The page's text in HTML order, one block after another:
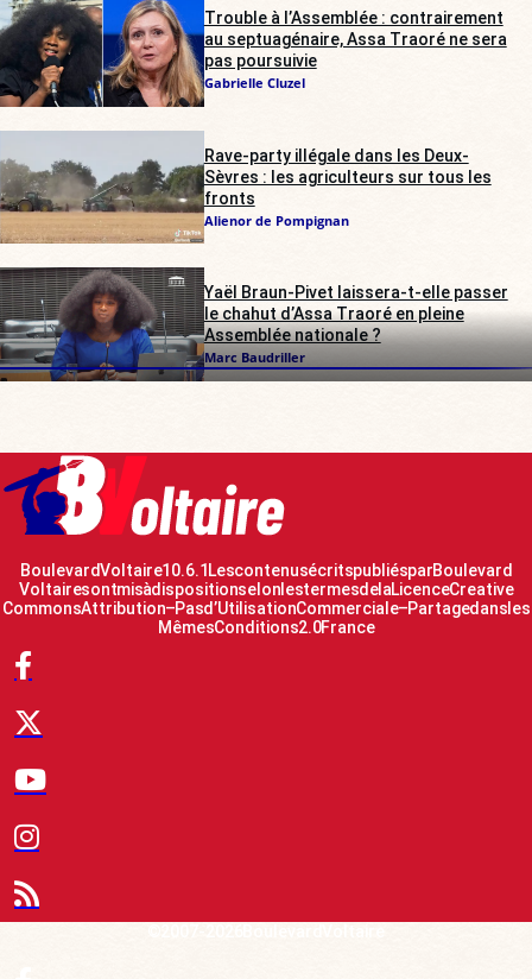
Trouble à l’Assemblée : contrairement
au septuagénaire, Assa Traoré ne sera
pas poursuivie
Gabrielle Cluzel
Rave-party illégale dans les Deux-
Sèvres : les agriculteurs sur tous les
fronts
Alienor de Pompignan
Yaël Braun-Pivet laissera-t-elle passer
le chahut d’Assa Traoré en pleine
Assemblée nationale ?
Marc Baudriller
Boulevard Voltaire 10.6.1 Les contenus écrits publiés par Boulevard
Voltaire sont mis à disposition selon les termes de la Licence Creative
Commons Attribution – Pas d’Utilisation Commerciale – Partage dans les
Mêmes Conditions 2.0 France